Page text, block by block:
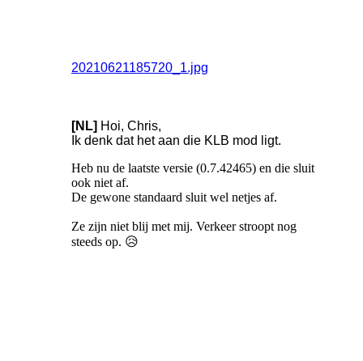
20210621185720_1.jpg
[NL] Hoi, Chris,
Ik denk dat het aan die KLB mod ligt.
Heb nu de laatste versie (0.7.42465) en die sluit
ook niet af.
De gewone standaard sluit wel netjes af.
Ze zijn niet blij met mij. Verkeer stroopt nog
steeds op. 😥